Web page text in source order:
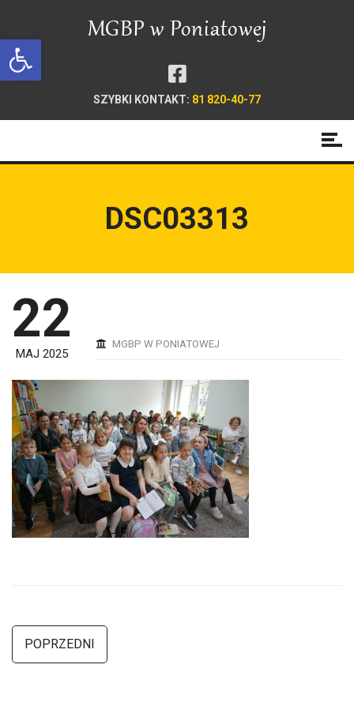
Open toolbar
SZYBKI KONTAKT: 81 820-40-77
DSC03313
22
MAJ 2025
MGBP W PONIATOWEJ
POPRZEDNI